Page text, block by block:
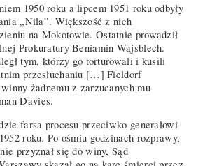
1950 roku a lipcem 1951 roku odbyły
„Nila”. Większość z nich
na Mokotowie. Ostatnie prowadził
Prokuratury Beniamin Wajsblech.
tym, którzy go torturowali i kusili
przesłuchaniu […] Fieldorf
żadnemu z zarzucanych mu
Davies.
farsa procesu przeciwko generałowi
roku. Po ośmiu godzinach rozprawy,
przyznał się do winy, Sąd